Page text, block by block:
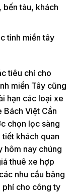
bến tàu, khách
tỉnh miền tây
tiêu chí cho
miền Tây cũng
hạn các loại xe
Việt Cần
chọn lọc sàng
khách quan
hôm nay chúng
thuê xe hợp
nhu cầu bảng
phí cho công ty